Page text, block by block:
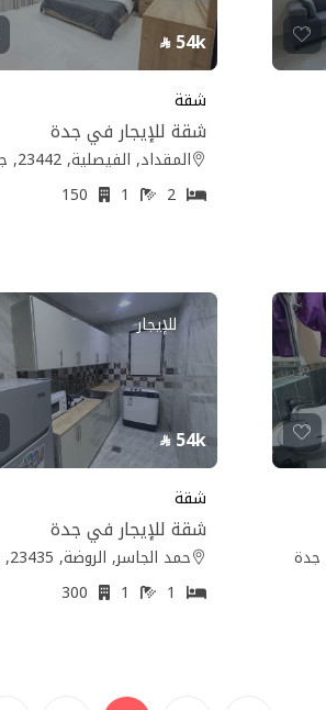
54k
شقة
شقة للإيجار في جدة
المقداد, الفيصلية, 23442, جدة
2
1
للإيجار
54k
شقة
شقة للإيجار في جدة
حمد الجاسر, الروضة, 23435, جدة
1
1